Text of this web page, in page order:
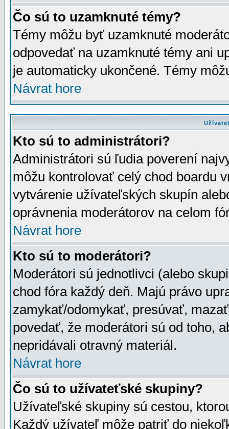
Čo sú to uzamknuté témy?
Témy môžu byť uzamknuté
odpovedať na uzamknuté témy ani
je automaticky ukončené. Témy
Návrat hore
Kto sú to administrátori?
Administrátori sú ľudia poverení
môžu kontrolovať celý chod boardu
vytvárenie užívateľských skupín
oprávnenia moderátorov na celom
Návrat hore
Kto sú to moderátori?
Moderátori sú jednotlivci (alebo
chod fóra každý deň. Majú právo
zamykať/odomykať, presúvať,
povedať, že moderátori sú od toho,
nepridávali otravný materiál.
Návrat hore
Čo sú to užívateťské skupiny?
Užívateľské skupiny sú cestou,
Každý užívateľ môže patriť do